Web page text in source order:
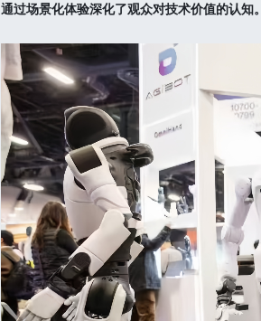
通过场景化体验深化了观众对技术价值的认知。